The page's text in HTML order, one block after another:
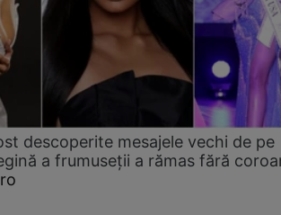
descoperite mesajele vechi de pe
a frumuseții a rămas fără